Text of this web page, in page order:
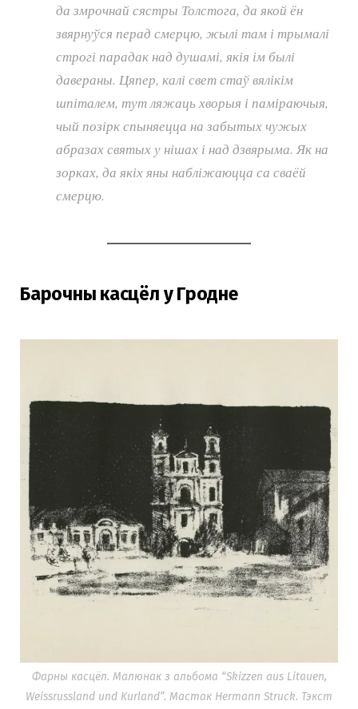
да змрочнай сястры Толстога, да якой ён
звярнуўся перад смерцю, жылі там і трымалі
строгі парадак над душамі, якія ім былі
давераны. Цяпер, калі свет стаў вялікім
шпіталем, тут ляжаць хворыя і паміраючыя,
чый позірк спыняецца на забытых чужых
абразах святых у нішах і над дзвярыма. Як на
зорках, да якіх яны набліжаюцца са сваёй
смерцю.
Барочны касцёл у Гродне
Фарны касцёл. Малюнак з альбома “Skizzen aus Litauen,
Weissrussland und Kurland”. Мастак Hermann Struck. Тэкст